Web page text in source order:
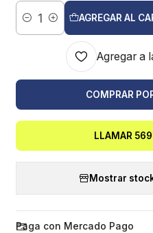
Cantidad
AGREGAR AL
Agregar a
COMPRAR
LLAMAR
Mostrar
Paga con Mercado Pago